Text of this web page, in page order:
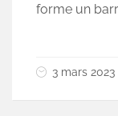
forme un
3 mars 2023